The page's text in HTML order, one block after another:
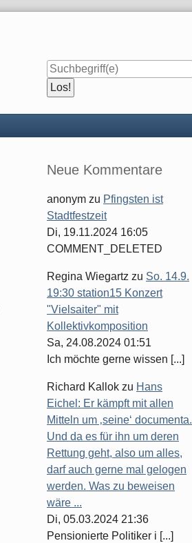
Seitenleiste
Neue Kommentare
anonym zu Pfingsten ist
Stadtfestzeit
Di, 19.11.2024 16:05
COMMENT_DELETED
Regina Wiegartz zu So. 14.9.
19:30 station15 Konzert
"Vielsaiter" mit
Kollektivkomposition
Sa, 24.08.2024 01:51
Ich möchte gerne wissen [...]
Richard Kallok zu Hans
Eichel: Er kämpft mit allen
Mitteln um ‚seine‘ documenta.
Und da es für ihn um deren
Rettung geht, also um alles,
darf auch gerne mal gelogen
werden. Was zu beweisen
wäre ...
Di, 05.03.2024 21:36
Pensionierte Politiker i [...]